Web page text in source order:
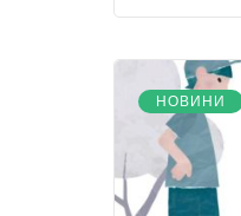
НОВИНИ